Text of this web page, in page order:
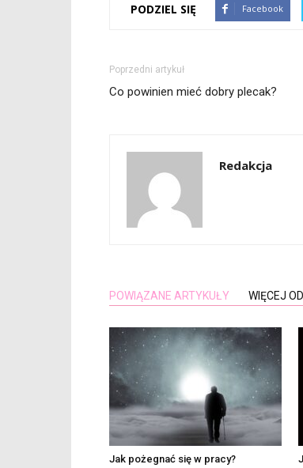
PODZIEL SIĘ Facebook
Poprzedni artykuł
Co powinien mieć dobry plecak?
Redakcja
POWIĄZANE ARTYKUŁY WIĘCEJ
Jak pożegnać się w pracy?